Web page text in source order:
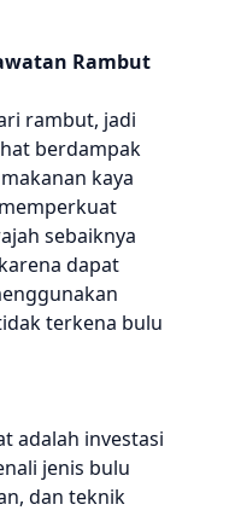
Rambut
rambut, jadi
berdampak
kaya
sebaiknya
dapat
terkena bulu
adalah investasi
jenis bulu
dan teknik